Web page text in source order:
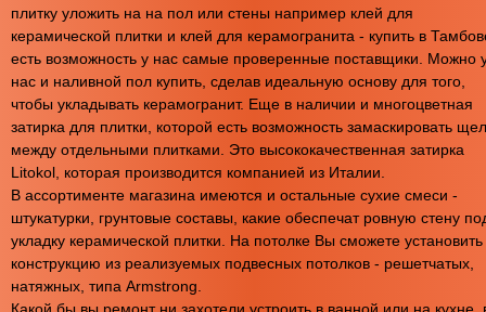
плитку уложить на на пол или стены например клей для
керамической плитки и клей для керамогранита - купить в
есть возможность у нас самые проверенные поставщики. Можно
нас и наливной пол купить, сделав идеальную основу для того,
чтобы укладывать керамогранит. Еще в наличии и многоцветная
затирка для плитки, которой есть возможность замаскировать
между отдельными плитками. Это высококачественная затирка
Litokol, которая производится компанией из Италии.
В ассортименте магазина имеются и остальные сухие смеси -
штукатурки, грунтовые составы, какие обеспечат ровную стену
укладку керамической плитки. На потолке Вы сможете установить
конструкцию из реализуемых подвесных потолков - решетчатых,
натяжных, типа Armstrong.
Какой бы вы ремонт ни захотели устроить в ванной или на кухне,